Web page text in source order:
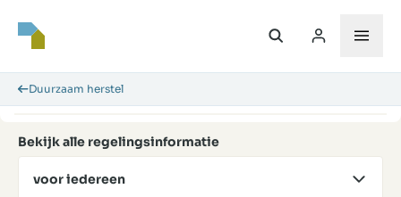
Duurzaam herstel
Bekijk alle regelingsinformatie
voor iedereen